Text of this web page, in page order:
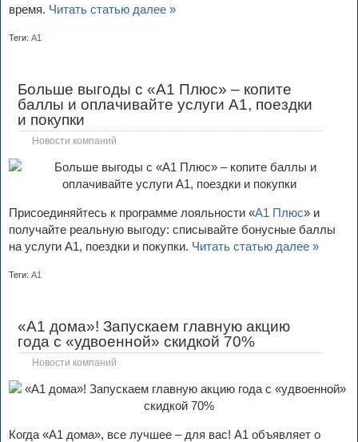
время. Читать статью далее »
Теги: А1
Больше выгоды с «A1 Плюс» – копите
баллы и оплачивайте услуги А1, поездки
и покупки
Новости компаний
Присоединяйтесь к программе лояльности «A1 Плюс» и
получайте реальную выгоду: списывайте бонусные баллы
на услуги А1, поездки и покупки. Читать статью далее »
Теги: А1
«А1 дома»! Запускаем главную акцию
года с «удвоенной» скидкой 70%
Новости компаний
Когда «А1 дома», все лучшее – для вас! А1 объявляет о